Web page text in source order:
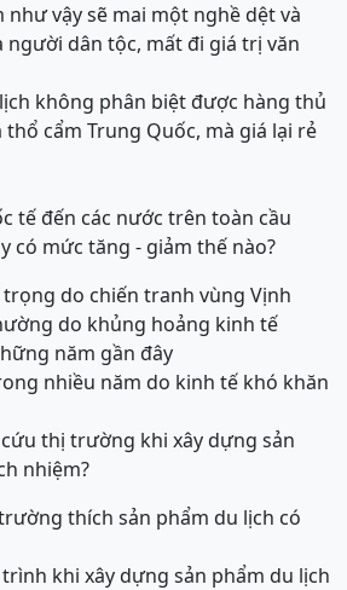
như vậy sẽ mai một nghề dệt và
người dân tộc, mất đi giá trị văn
không phân biệt được hàng thủ
cẩm Trung Quốc, mà giá lại rẻ
tế đến các nước trên toàn cầu
có mức tăng - giảm thế nào?
do chiến tranh vùng Vịnh
do khủng hoảng kinh tế
năm gần đây
nhiều năm do kinh tế khó khăn
thị trường khi xây dựng sản
nhiệm?
thích sản phẩm du lịch có
khi xây dựng sản phẩm du lịch